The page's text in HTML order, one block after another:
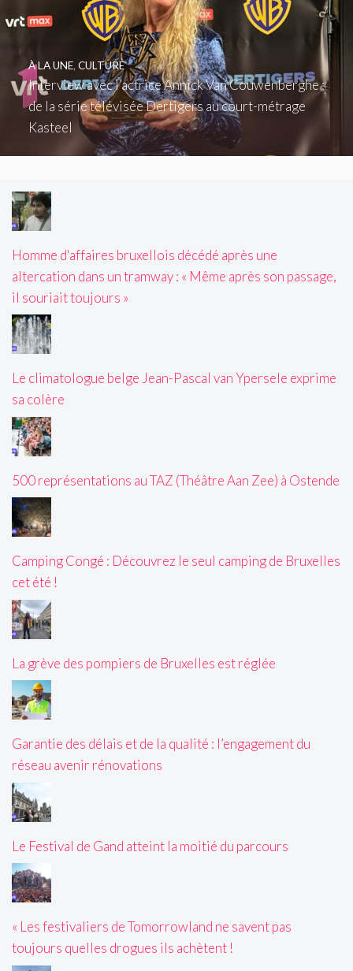
Interview avec l’actrice Annick Van Couwenberghe :
de la série télévisée Dertigers au court-métrage
Kasteel
À LA UNE, CULTURE
Homme d'affaires bruxellois décédé après une
altercation dans un tramway : « Même après son passage,
il souriait toujours »
Le climatologue belge Jean-Pascal van Ypersele exprime
sa colère
500 représentations au TAZ (Théâtre Aan Zee) à Ostende
Camping Congé : Découvrez le seul camping de Bruxelles
cet été !
La grève des pompiers de Bruxelles est réglée
Garantie des délais et de la qualité : l’engagement du
réseau avenir rénovations
Le Festival de Gand atteint la moitié du parcours
« Les festivaliers de Tomorrowland ne savent pas
toujours quelles drogues ils achètent !